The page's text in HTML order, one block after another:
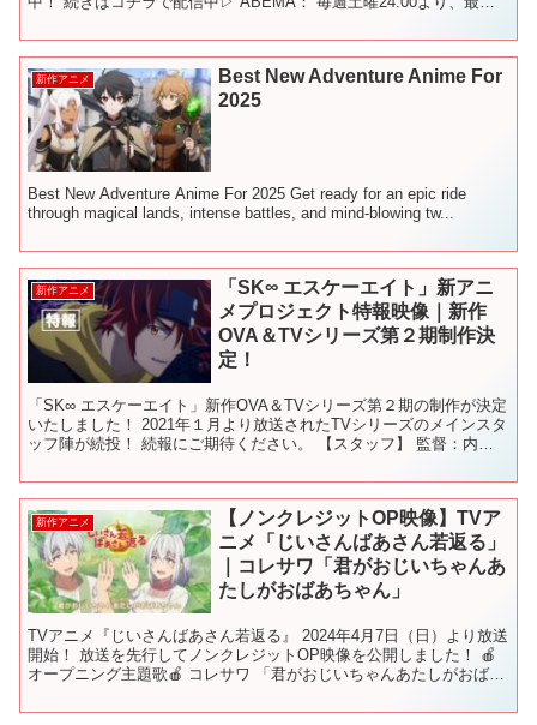
新作アニメ
Best New Adventure Anime For
2025
Best New Adventure Anime For 2025 Get ready for an epic ride
through magical lands, intense battles, and mind-blowing tw...
新作アニメ
「SK∞ エスケーエイト」新アニ
メプロジェクト特報映像｜新作
OVA＆TVシリーズ第２期制作決
定！
「SK∞ エスケーエイト」新作OVA＆TVシリーズ第２期の制作が決定
いたしました！ 2021年１月より放送されたTVシリーズのメインスタ
ッフ陣が続投！ 続報にご期待ください。 【スタッフ】 監督：内海
新作アニメ
【ノンクレジットOP映像】TVア
ニメ「じいさんばあさん若返る」
｜コレサワ「君がおじいちゃんあ
たしがおばあちゃん」
TVアニメ『じいさんばあさん若返る』 2024年4月7日（日）より放送
開始！ 放送を先行してノンクレジットOP映像を公開しました！ 🍎
オープニング主題歌🍎 コレサワ 「君がおじいちゃんあたしがおばあ